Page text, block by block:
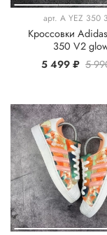
арт. A YEZ 350
Кроссовки
350 V2
5 499 ₽ 5